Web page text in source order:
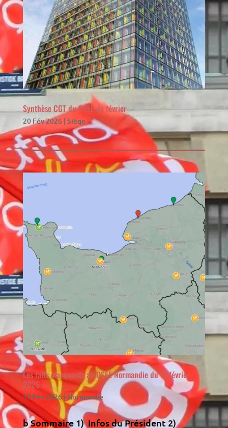
Synthèse CGT du CSEE de février
20 Fév 2026| Siège
Les faits marquants au CSEE Normandie du 17 février
2026
19 Fév 2026| Normandie
b Sommaire 1) Infos du Président 2)